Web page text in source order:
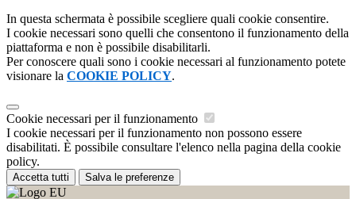
In questa schermata è possibile scegliere quali cookie consentire.
I cookie necessari sono quelli che consentono il funzionamento della
piattaforma e non è possibile disabilitarli.
Per conoscere quali sono i cookie necessari al funzionamento potete
visionare la COOKIE POLICY.
Cookie necessari per il funzionamento
I cookie necessari per il funzionamento non possono essere
disabilitati. È possibile consultare l'elenco nella pagina della cookie
policy.
Accetta tutti Salva le preferenze